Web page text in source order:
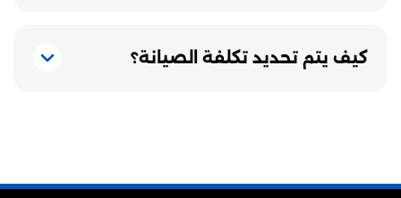
كيف يتم تحديد تكلفة الصيانة؟